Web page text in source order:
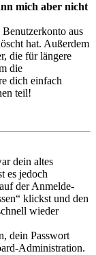
mich aber nicht
aus
hat. Außerdem
die für längere
die
dich einfach
teil!
dein altes
es jedoch
der Anmelde-
klickst und den
wieder
dein Passwort
Administration.